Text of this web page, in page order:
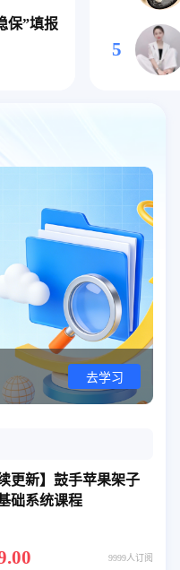
”填报指南
5
去学习
更新】鼓手苹果架子
础系统课程
9999人订阅